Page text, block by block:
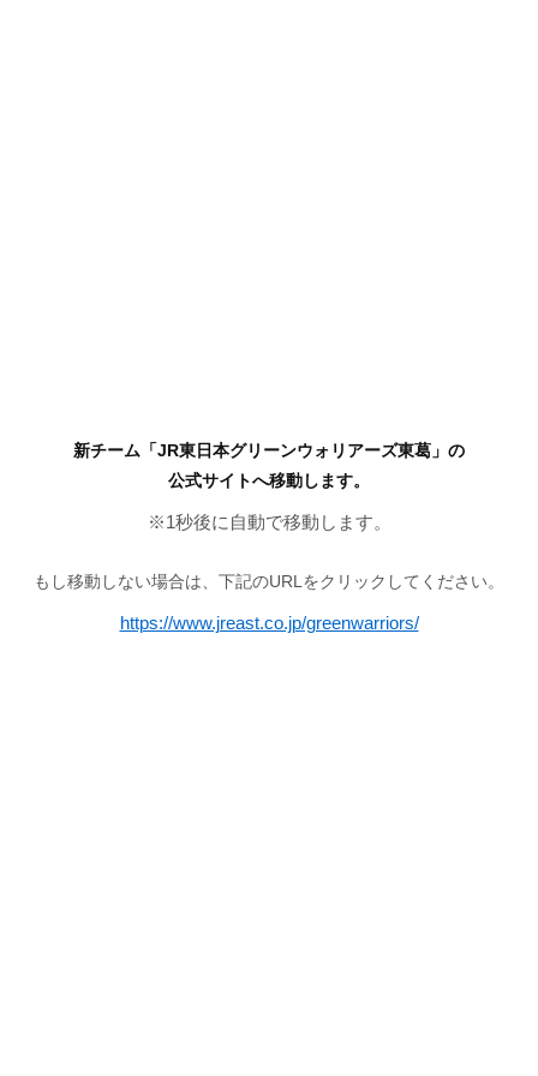
新チーム「JR東日本グリーンウォリアーズ東葛」の
公式サイトへ移動します。
※1秒後に自動で移動します。
もし移動しない場合は、下記のURLをクリックしてください。
https://www.jreast.co.jp/greenwarriors/